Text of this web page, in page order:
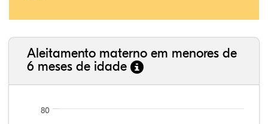
Aleitamento materno em menores de
6 meses de idade
80
23,31%
1,84%
0,00%
57,36%
0,31%
17,18%
35,89%
3,62%
0,11%
52,11%
2,54%
5,72%